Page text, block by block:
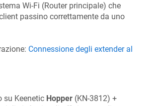
Wi-Fi (Router principale) che
passino correttamente da uno
Connessione degli extender al
su Keenetic Hopper(KN-3812) +